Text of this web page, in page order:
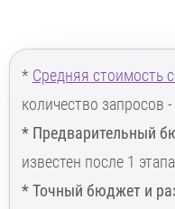
* Средняя стоимость
количество запросов
* Предварительный
известен после 1
* Точный бюджет и